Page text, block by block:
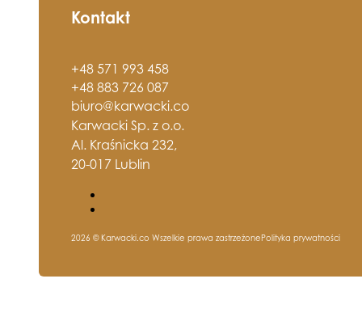
Kontakt
+48 571 993 458
+48 883 726 087
biuro@karwacki.co
Karwacki Sp. z o.o.
Al. Kraśnicka 232,
20-017 Lublin
2026 © Karwacki.co Wszelkie prawa zastrzeżonePolityka prywatności